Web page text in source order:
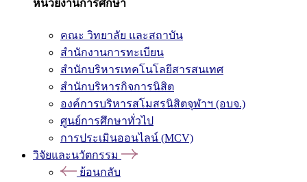
หน่วยงานการศึกษา
คณะ วิทยาลัย และสถาบัน
สำนักงานการทะเบียน
สำนักบริหารเทคโนโลยีสารสนเทศ
สำนักบริหารกิจการนิสิต
องค์การบริหารสโมสรนิสิตจุฬาฯ (อบจ.)
ศูนย์การศึกษาทั่วไป
การประเมินออนไลน์ (MCV)
วิจัยและนวัตกรรม
ย้อนกลับ